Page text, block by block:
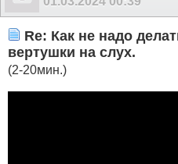
Re: Как не надо
вертушки на слух.
(2-20мин.)